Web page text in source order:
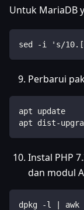
Untuk MariaDB
sed -i 's/
Perbarui
apt update
apt dist-
Instal PHP
dan modul
dpkg -l |